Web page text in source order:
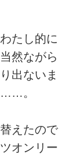
たし的に
然ながら
出ないま
……。
えたので
オンリー